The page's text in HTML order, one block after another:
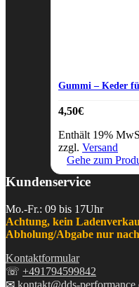
Gummi – Keder
4,50€
Enthält 19%
zzgl. Versand
Gehe zum
Kundenservice
Mo.-Fr.: 09 bis 17Uhr
Achtung, kein
Abholung/Abgabe nur
Kontaktformular
☏ +491794599842
✉ kontakt@dds-